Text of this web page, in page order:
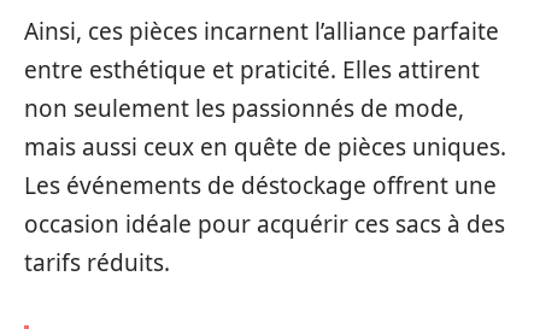
Ainsi, ces pièces incarnent l’alliance parfaite
entre esthétique et praticité. Elles attirent
non seulement les passionnés de mode,
mais aussi ceux en quête de pièces uniques.
Les événements de déstockage offrent une
occasion idéale pour acquérir ces sacs à des
tarifs réduits.